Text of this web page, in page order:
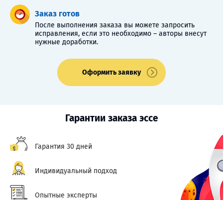
Заказ готов
После выполнения заказа вы можете запросить
исправления, если это необходимо – авторы внесут
нужные доработки.
Оформить заявку
Гарантии заказа эссе
Гарантия 30 дней
Индивидуальный подход
Опытные эксперты